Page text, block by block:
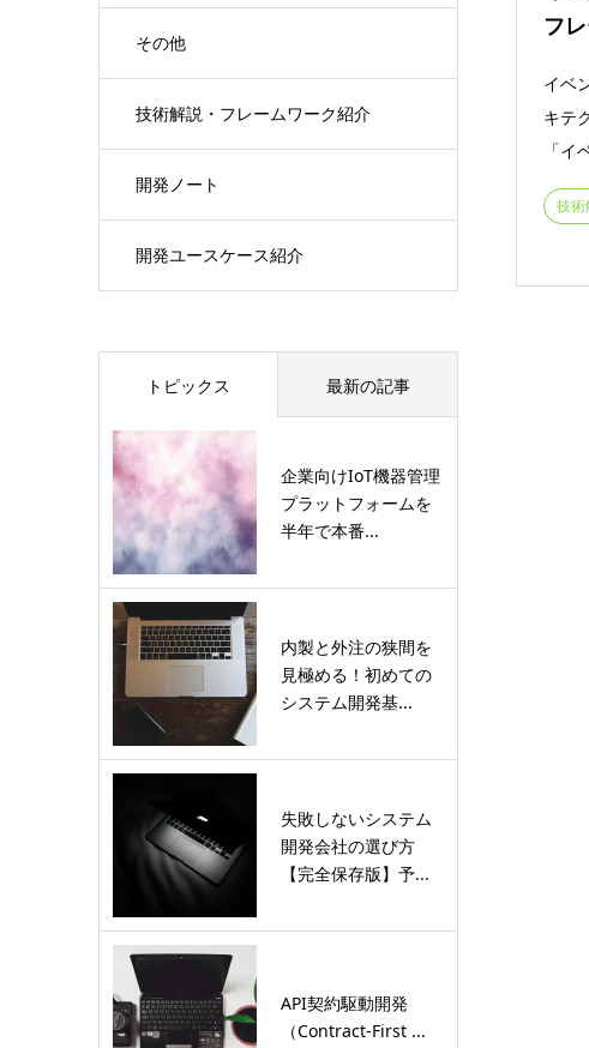
その他
技術解説・フレームワーク紹介
開発ノート
開発ユースケース紹介
フ
イベ
キテ
「
技術
トピックス 最新の記事
企業向けIoT機器管理
プラットフォームを
半年で本番...
内製と外注の狭間を
見極める！初めての
システム開発基...
失敗しないシステム
開発会社の選び方
【完全保存版】予...
API契約駆動開発
（Contract-First ...